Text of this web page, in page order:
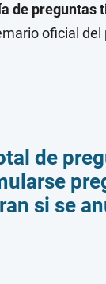
de preguntas
oficial
de
si se